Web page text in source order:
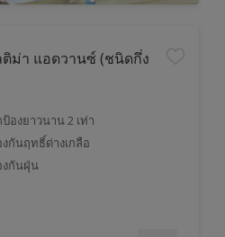
ติม่า แอดวานซ์ (ชนิดกึ่ง
องยาวนาน 2 เท่า
กันฤทธิ์ด่างเกลือ
งกันฝุ่น